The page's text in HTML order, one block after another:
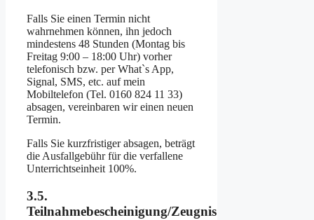
Falls Sie einen Termin nicht
wahrnehmen können, ihn jedoch
mindestens 48 Stunden (Montag bis
Freitag 9:00 – 18:00 Uhr) vorher
telefonisch bzw. per What`s App,
Signal, SMS, etc. auf mein
Mobiltelefon (Tel. 0160 824 11 33)
absagen, vereinbaren wir einen neuen
Termin.
Falls Sie kurzfristiger absagen, beträgt
die Ausfallgebühr für die verfallene
Unterrichtseinheit 100%.
3.5.
Teilnahmebescheinigung/Zeugnis